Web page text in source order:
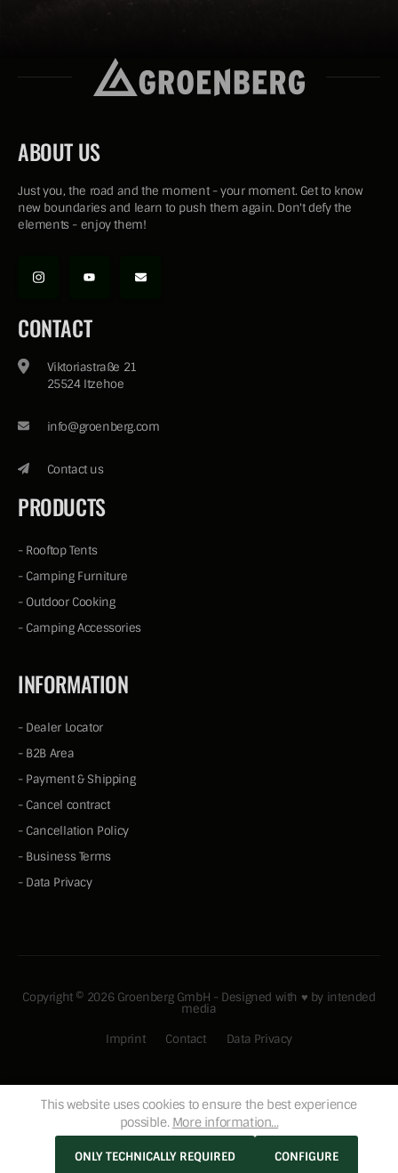
ABOUT US
Just you, the road and the moment - your moment. Get to know
new boundaries and learn to push them again. Don't defy the
elements - enjoy them!
CONTACT
Viktoriastraße 21
25524 Itzehoe
info@groenberg.com
Contact us
PRODUCTS
- Rooftop Tents
- Camping Furniture
- Outdoor Cooking
- Camping Accessories
INFORMATION
- Dealer Locator
- B2B Area
- Payment & Shipping
- Cancel contract
- Cancellation Policy
- Business Terms
- Data Privacy
Copyright © 2026 Groenberg GmbH - Designed with ♥ by intended
media
Imprint
Contact Data Privacy
This website uses cookies to ensure the best experience
possible. More information...
ONLY TECHNICALLY REQUIRED CONFIGURE